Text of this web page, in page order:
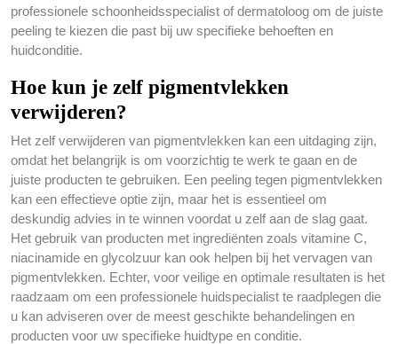
professionele schoonheidsspecialist of dermatoloog om de juiste
peeling te kiezen die past bij uw specifieke behoeften en
huidconditie.
Hoe kun je zelf pigmentvlekken
verwijderen?
Het zelf verwijderen van pigmentvlekken kan een uitdaging zijn,
omdat het belangrijk is om voorzichtig te werk te gaan en de
juiste producten te gebruiken. Een peeling tegen pigmentvlekken
kan een effectieve optie zijn, maar het is essentieel om
deskundig advies in te winnen voordat u zelf aan de slag gaat.
Het gebruik van producten met ingrediënten zoals vitamine C,
niacinamide en glycolzuur kan ook helpen bij het vervagen van
pigmentvlekken. Echter, voor veilige en optimale resultaten is het
raadzaam om een professionele huidspecialist te raadplegen die
u kan adviseren over de meest geschikte behandelingen en
producten voor uw specifieke huidtype en conditie.